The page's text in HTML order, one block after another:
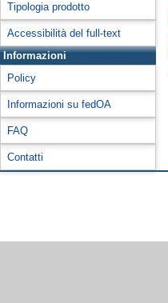
Tipologia prodotto
Accessibilità del full-text
Informazioni
Policy
Informazioni su fedOA
FAQ
Contatti